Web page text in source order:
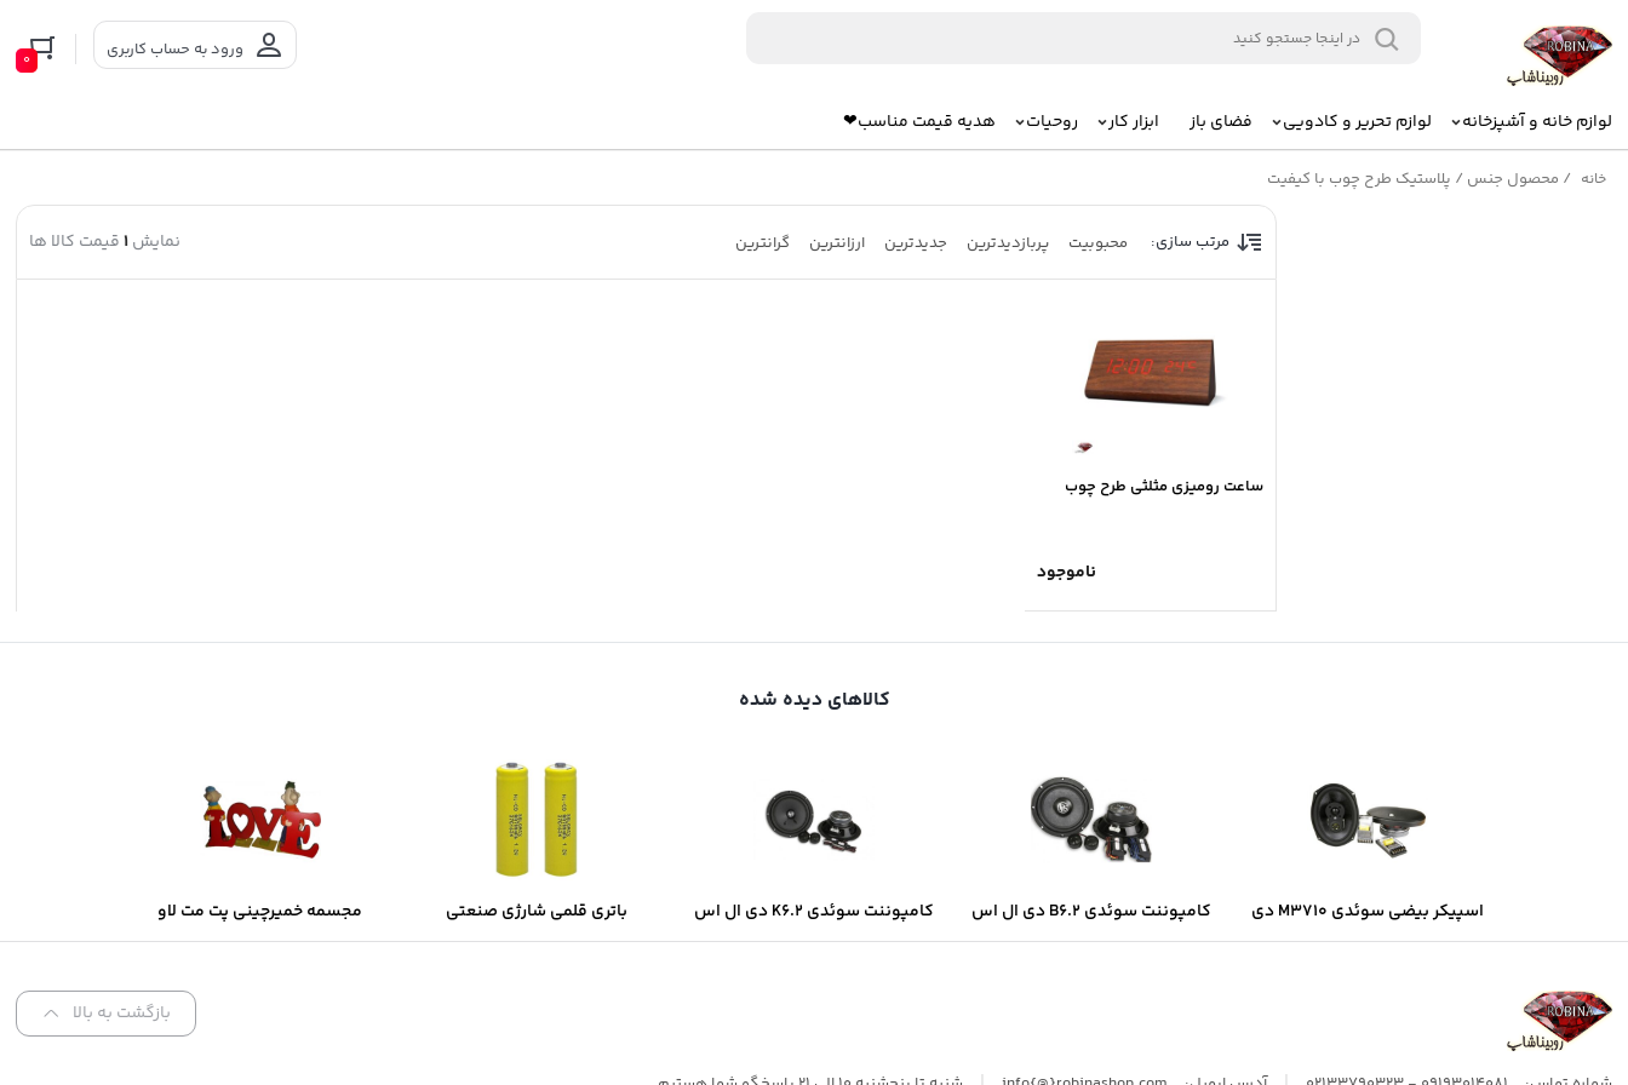
ورود به حساب کاربری 0
لوازم خانه و آشپزخانه لوازم تحریر و کادویی فضای باز ابزار کار روحیات هدیه قیمت مناسب❤
خانه / محصول جنس / پلاستیک طرح چوب با کیفیت
مرتب سازی: محبوبیت پربازدیدترین جدیدترین ارزانترین گرانترین نمایش1 قیمت کالا ها
ساعت رومیزی مثلثی طرح چوب
ناموجود
کالاهای دیده شده
اسپیکر بیضی سوئدی M3710 دی
ال اس
کامپوننت سوئدی B6.2 دی ال اس کامپوننت سوئدی K6.2 دی ال اس
باتری قلمی شارژی صنعتی
سولونیکس Solonix
مجسمه خمیرچینی پت مت لاو
بازگشت به بالا